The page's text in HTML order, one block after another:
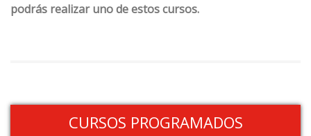
podrás realizar uno de estos cursos.
CURSOS PROGRAMADOS